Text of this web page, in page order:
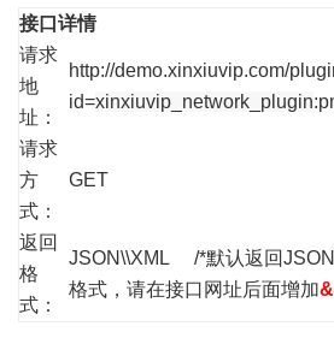
接口详情
请求
地
址：
http://demo.xinxiuvip.com/
id=xinxiuvip_network_plugin
请求
方
式：
GET
返回
格
式：
JSON\\XML /*默认返回
格式，请在接口网址后面增加